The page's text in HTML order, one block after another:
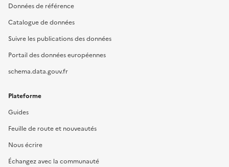
Données de référence
Catalogue de données
Suivre les publications des données
Portail des données européennes
schema.data.gouv.fr
Plateforme
Guides
Feuille de route et nouveautés
Nous écrire
Échangez avec la communauté